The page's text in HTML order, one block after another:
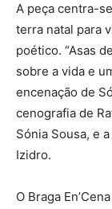
A peça centra-
terra natal para
poético. “Asas
sobre a vida e
encenação de
cenografia de
Sónia Sousa, e
Izidro.
O Braga